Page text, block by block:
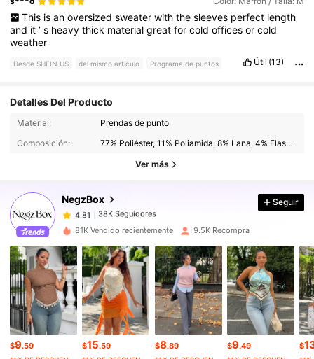
This is an oversized sweater with the sleeves perfect length
and it’s heavythick materialgreatforcoldofficesorcold
weather
Desde SHEIN US del mismo artículo Programa de puntos Útil (13)
Detalles Del Producto
Material:
Prendas de punto
Composición:
77% Poliéster, 11% Poliamida, 8% Lana, 4% Elastano
Ver más
NegzBox
38K Seguidores
4.81
38K Seguidores
a***4
pagóHace 1 día
4.81 38K Seguidores
4.81 38K Seguidores
4.81 38K Seguidores
Seguir
81K Vendido recientemente 9.5K Recompra
$9.59 $15.59 $8.89 $9.49 $